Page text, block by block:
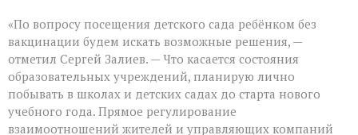
«По вопросу посещения детского сада ребёнком без
вакцинации будем искать возможные решения, —
отметил Сергей Залиев. — Что касается состояния
образовательных учреждений, планирую лично
побывать в школах и детских садах до старта нового
учебного года. Прямое регулирование
взаимоотношений жителей и управляющих компаний